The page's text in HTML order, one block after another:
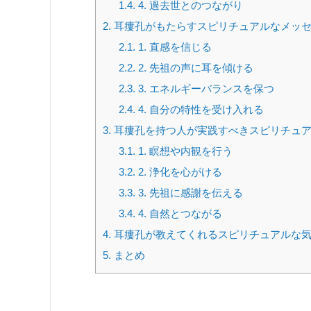
1.4. 4. 過去世とのつながり
2. 耳瘻孔がもたらすスピリチュアルなメッ
2.1. 1. 直感を信じる
2.2. 2. 先祖の声に耳を傾ける
2.3. 3. エネルギーバランスを保つ
2.4. 4. 自分の特性を受け入れる
3. 耳瘻孔を持つ人が実践すべきスピリチュ
3.1. 1. 瞑想や内観を行う
3.2. 2. 浄化を心がける
3.3. 3. 先祖に感謝を伝える
3.4. 4. 自然とつながる
4. 耳瘻孔が教えてくれるスピリチュアルな
5. まとめ